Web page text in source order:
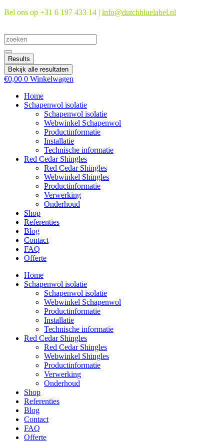
Ga
inhoud
Bel ons op +31 6 197 433 14 | info@dutchbluelabel.nl
Search
...
Results
Bekijk alle resultaten
€0,00 0 Winkelwagen
Home
Schapenwol isolatie
Schapenwol isolatie
Webwinkel Schapenwol
Productinformatie
Installatie
Technische informatie
Red Cedar Shingles
Red Cedar Shingles
Webwinkel Shingles
Productinformatie
Verwerking
Onderhoud
Shop
Referenties
Blog
Contact
FAQ
Offerte
Home
Schapenwol isolatie
Schapenwol isolatie
Webwinkel Schapenwol
Productinformatie
Installatie
Technische informatie
Red Cedar Shingles
Red Cedar Shingles
Webwinkel Shingles
Productinformatie
Verwerking
Onderhoud
Shop
Referenties
Blog
Contact
FAQ
Offerte